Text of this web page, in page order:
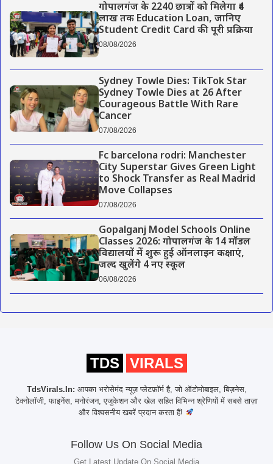
गोपालगंज के 2240 छात्रों को मिलेगा ₹4
लाख तक Education Loan, जानिए
Student Credit Card की पूरी प्रक्रिया
08/08/2026
Sydney Towle Dies: TikTok Star
Sydney Towle Dies at 26 After
Courageous Battle With Rare
Cancer
07/08/2026
Fc barcelona rodri: Manchester
City Superstar Gives Green Light
to Shock Transfer as Real Madrid
Move Collapses
07/08/2026
Gopalganj Model Schools Online
Classes 2026: गोपालगंज के 14 मॉडल
विद्यालयों में शुरू हुई ऑनलाइन कक्षाएं,
जल्द खुलेंगे 4 नए स्कूल
06/08/2026
TDS VIRALS
TdsVirals.In: आपका भरोसेमंद न्यूज़ प्लेटफ़ॉर्म है, जो ऑटोमोबाइल, बिज़नेस,
टेक्नोलॉजी, फाइनेंस, मनोरंजन, एजुकेशन और खेल सहित विभिन्न श्रेणियों में सबसे ताज़ा
और विश्वसनीय खबरें प्रदान करता हैं!
Follow Us On Social Media
Get Latest Update On Social Media